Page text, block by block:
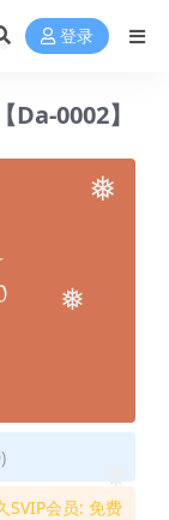
❅
❅
登录
0002】
SVIP会员: 免费